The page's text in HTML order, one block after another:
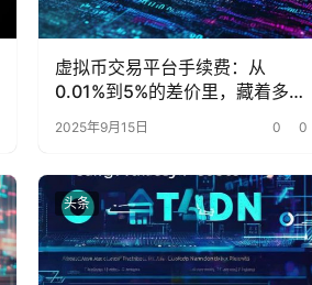
虚拟币交易平台手续费：从
0.01%到5%的差价里，藏着多少
被忽略的省钱密码？
2025年9月15日 0 0
头条